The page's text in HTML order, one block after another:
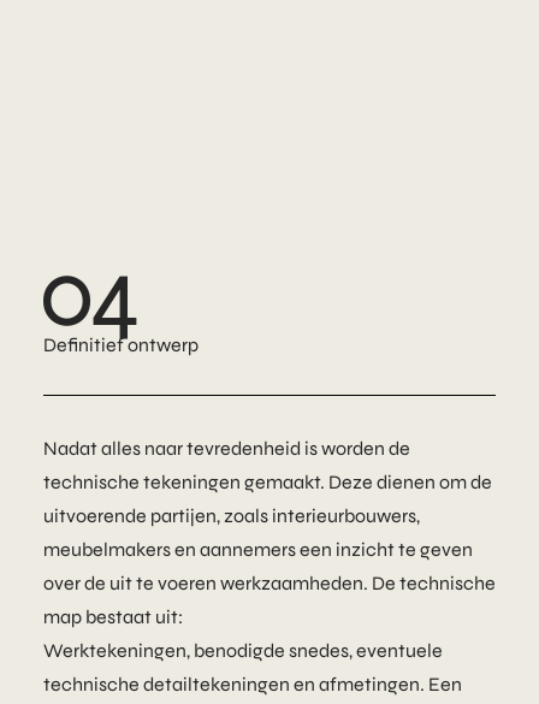
04
Definitief ontwerp
Nadat alles naar tevredenheid is worden de
technische tekeningen gemaakt. Deze dienen om de
uitvoerende partijen, zoals interieurbouwers,
meubelmakers en aannemers een inzicht te geven
over de uit te voeren werkzaamheden. De technische
map bestaat uit:
Werktekeningen, benodigde snedes, eventuele
technische detailtekeningen en afmetingen. Een